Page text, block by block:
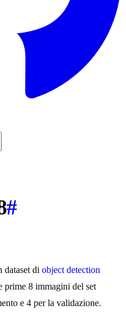
#
dataset di object detection
prime 8 immagini del set
e 4 per la validazione.